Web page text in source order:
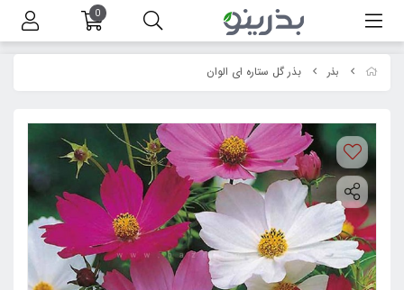
بذر بذر گل ستاره ای الوان
0